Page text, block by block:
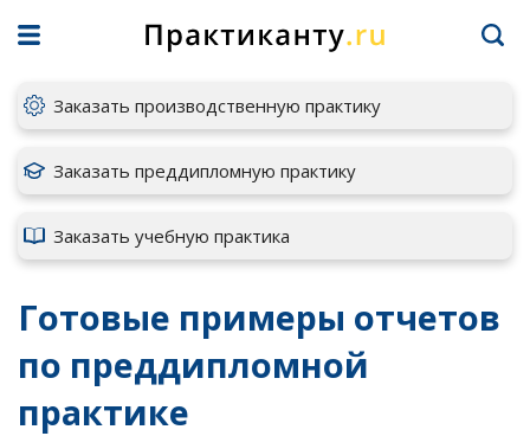
Заказать производственную практику
Заказать преддипломную практику
Заказать учебную практика
Готовые примеры отчетов
по преддипломной
практике